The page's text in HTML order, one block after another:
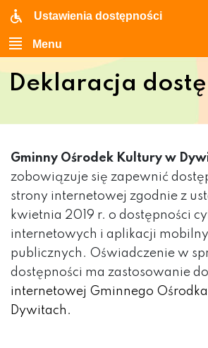
Ustawienia dostępności
Menu
Deklaracja
Gminny Ośrodek Kultury w
zobowiązuje się zapewnić
strony internetowej zgodnie z
kwietnia 2019 r. o dostępności
internetowych i aplikacji
publicznych. Oświadczenie w
dostępności ma zastosowanie do
internetowej Gminnego
Dywitach.